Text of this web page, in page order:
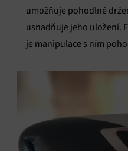
umožňuje pohodlné
usnadňuje jeho uložení.
je manipulace s ním